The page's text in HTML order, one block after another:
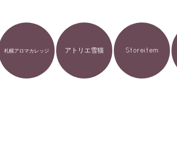
札幌アロマカレッジ アトリエ雪猫 Storeitem